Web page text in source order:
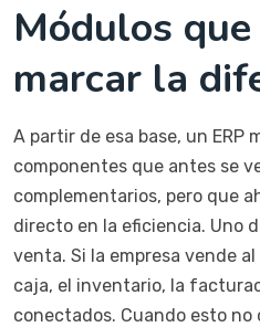
Módulos
marcar la
A partir de esa base, un ERP
componentes que antes se
complementarios, pero que
directo en la eficiencia. Uno
venta. Si la empresa vende
caja, el inventario, la
conectados. Cuando esto no